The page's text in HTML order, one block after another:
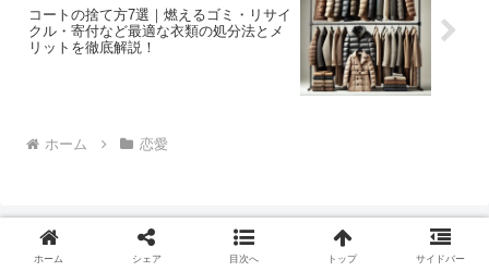
コートの捨て方7選｜燃えるゴミ・リサイ
クル・寄付など最適な衣類の処分法とメ
リットを徹底解説！
ホーム 恋愛
ホーム シェア 目次へ トップ サイドバー